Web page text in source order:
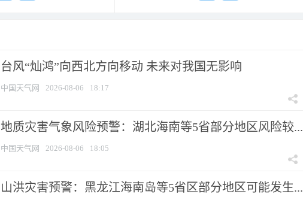
台风“灿鸿”向西北方向移动 未来对我国无影响
中国天气网 2026-08-06 18:17
地质灾害气象风险预警：湖北海南等5省部分地区风险较...
中国天气网 2026-08-06 18:05
山洪灾害预警：黑龙江海南岛等5省区部分地区可能发生...